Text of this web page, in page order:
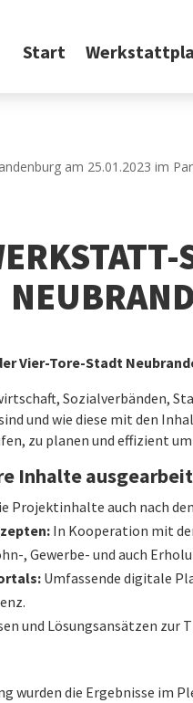
Start
Vier-Tore-Stadt
Sozialverbänden,
und wie diese mit den
zu planen und effizient
Inhalte
Projektinhalte auch nach
In Kooperation mit
, Gewerbe- und auch
Umfassende digitale
und Lösungsansätzen
wurden die Ergebnisse